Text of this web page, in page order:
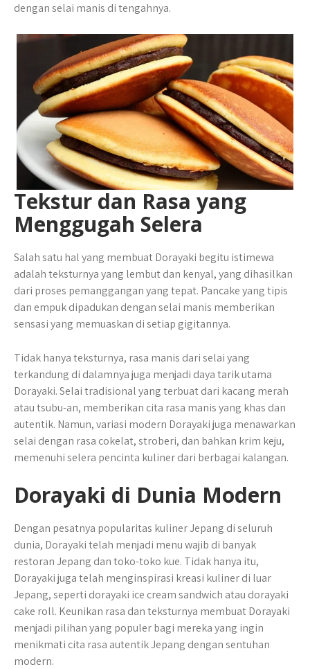
dengan selai manis di tengahnya.
Tekstur dan Rasa yang
Menggugah Selera
Salah satu hal yang membuat Dorayaki begitu istimewa
adalah teksturnya yang lembut dan kenyal, yang dihasilkan
dari proses pemanggangan yang tepat. Pancake yang tipis
dan empuk dipadukan dengan selai manis memberikan
sensasi yang memuaskan di setiap gigitannya.
Tidak hanya teksturnya, rasa manis dari selai yang
terkandung di dalamnya juga menjadi daya tarik utama
Dorayaki. Selai tradisional yang terbuat dari kacang merah
atau tsubu-an, memberikan cita rasa manis yang khas dan
autentik. Namun, variasi modern Dorayaki juga menawarkan
selai dengan rasa cokelat, stroberi, dan bahkan krim keju,
memenuhi selera pencinta kuliner dari berbagai kalangan.
Dorayaki di Dunia Modern
Dengan pesatnya popularitas kuliner Jepang di seluruh
dunia, Dorayaki telah menjadi menu wajib di banyak
restoran Jepang dan toko-toko kue. Tidak hanya itu,
Dorayaki juga telah menginspirasi kreasi kuliner di luar
Jepang, seperti dorayaki ice cream sandwich atau dorayaki
cake roll. Keunikan rasa dan teksturnya membuat Dorayaki
menjadi pilihan yang populer bagi mereka yang ingin
menikmati cita rasa autentik Jepang dengan sentuhan
modern.